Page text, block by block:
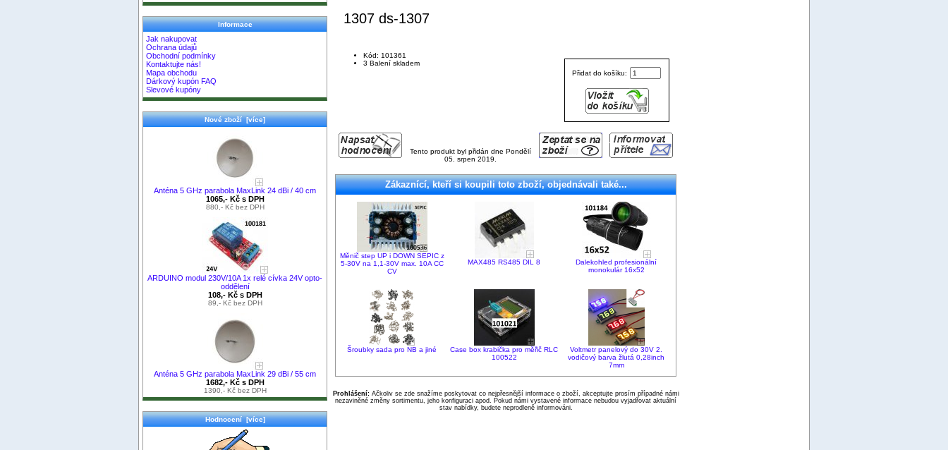
Informace
Jak nakupovat
Ochrana údajů
Obchodní podmínky
Kontaktujte nás!
Mapa obchodu
Dárkový kupón FAQ
Slevové kupóny
Nové zboží [více]
Anténa 5 GHz parabola MaxLink 24 dBi / 40 cm
1065,- Kč s DPH
880,- Kč bez DPH
ARDUINO modul 230V/10A 1x relé cívka 24V opto-
oddělení
108,- Kč s DPH
89,- Kč bez DPH
Anténa 5 GHz parabola MaxLink 29 dBi / 55 cm
1682,- Kč s DPH
1390,- Kč bez DPH
Hodnocení [více]
1307 ds-1307
Přidat do košíku:
Kód: 101361
3 Balení skladem
Tento produkt byl přidán dne Pondělí
05. srpen 2019.
Zákaznící, kteří si koupili toto zboží, objednávali také...
Měnič step UP i DOWN SEPIC z
5-30V na 1,1-30V max. 10A CC
CV
MAX485 RS485 DIL 8
Dalekohled profesionální
monokulár 16x52
Šroubky sada pro NB a jiné
Case box krabička pro měřič RLC
100522
Voltmetr panelový do 30V 2.
vodičový barva žlutá 0,28inch
7mm
Prohlášení:Ačkoliv se zde snažíme poskytovat co nejpřesnější informace o zboží, akceptujte prosím případné námi
nezaviněné změny sortimentu, jeho konfiguraci apod. Pokud námi vystavené informace nebudou vyjadřovat aktuální
stav nabídky, budete neprodleně informováni.